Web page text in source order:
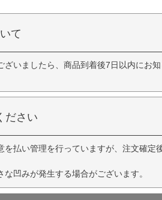
て
いましたら、商品到着後7日以内にお
ださい
払い管理を行っていますが、注文確定
凹みが発生する場合がございます。